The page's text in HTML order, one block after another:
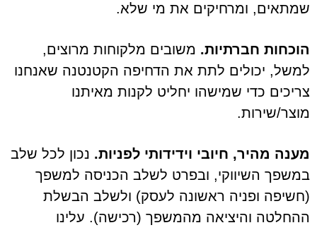
שמתאים, ומרחיקים את מי שלא.
הוכחות חברתיות.משובים מלקוחות מרוצים,
למשל, יכולים לתת את הדחיפה הקטנטנה שאנחנו
צריכים כדי שמישהו יחליט לקנות מאיתנו
מוצר/שירות.
מענה מהיר, חיובי וידידותי לפניות.נכון לכל שלב
במשפך השיווקי, ובפרט לשלב הכניסה למשפך
(חשיפה ופניה ראשונה לעסק) ולשלב הבשלת
ההחלטה והיציאה מהמשפך (רכישה). עלינו